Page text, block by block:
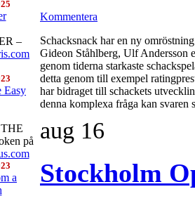
–
på
Kommentera
Schacksnack har en ny
Gideon Ståhlberg, Ulf Andersson
genom tiderna starkaste
detta genom till exempel
har bidraget till schackets
denna komplexa fråga kan svaren
aug 16
Stockholm